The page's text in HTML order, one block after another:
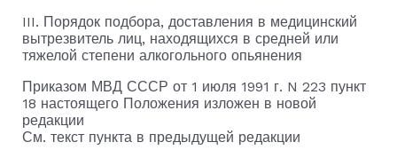
III. Порядок подбора, доставления в медицинский
вытрезвитель лиц, находящихся в средней или
тяжелой степени алкогольного опьянения
Приказом МВД СССР от 1 июля 1991 г. N 223 пункт
18 настоящего Положения изложен в новой
редакции
См. текст пункта в предыдущей редакции